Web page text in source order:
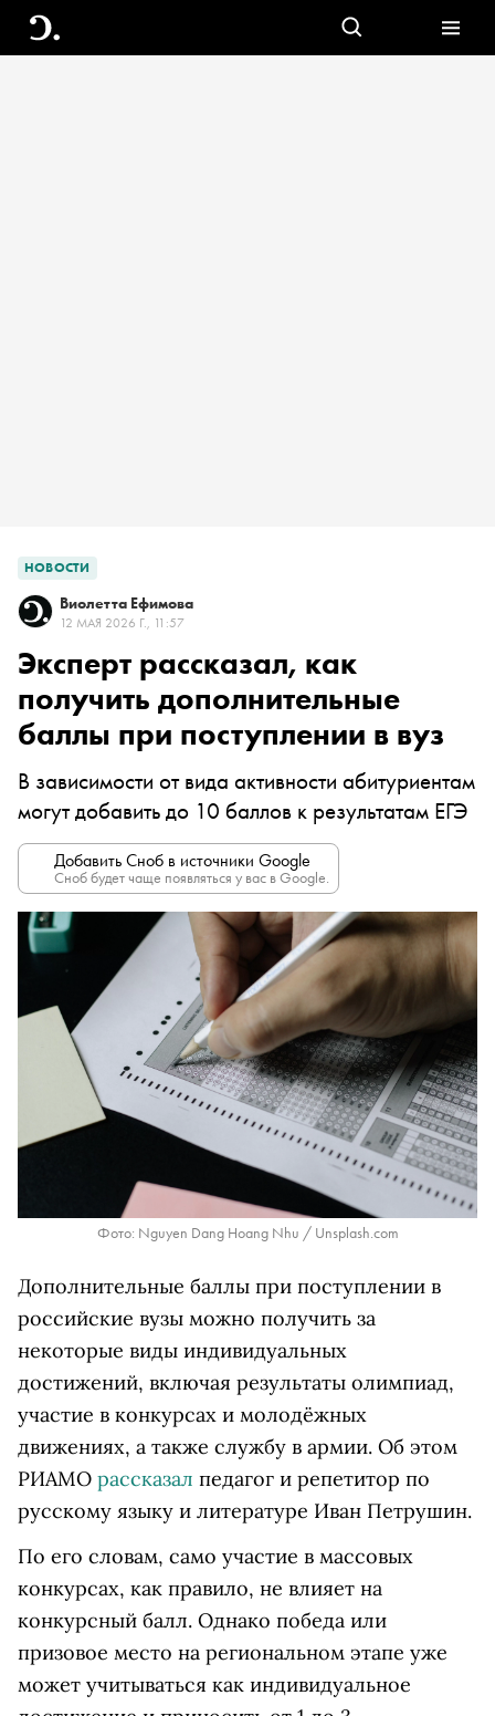
НОВОСТИ
Виолетта Ефимова
12 МАЯ 2026 Г., 11:57
Эксперт рассказал, как
получить дополнительные
баллы при поступлении в вуз
В зависимости от вида активности абитуриентам
могут добавить до 10 баллов к результатам ЕГЭ
Добавить Сноб в источники Google
Сноб будет чаще появляться у вас в Google.
Фото: Nguyen Dang Hoang Nhu / Unsplash.com
Дополнительные баллы при поступлении в
российские вузы можно получить за
некоторые виды индивидуальных
достижений, включая результаты олимпиад,
участие в конкурсах и молодёжных
движениях, а также службу в армии. Об этом
РИАМО рассказал педагог и репетитор по
русскому языку и литературе Иван Петрушин.
По его словам, само участие в массовых
конкурсах, как правило, не влияет на
конкурсный балл. Однако победа или
призовое место на региональном этапе уже
может учитываться как индивидуальное